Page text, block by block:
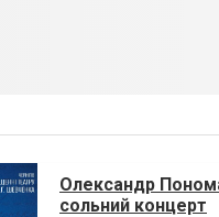
Олександр
сольний концерт